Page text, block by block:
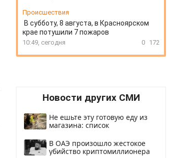
Происшествия
В субботу, 8 августа, в Красноярском
крае потушили 7 пожаров
10:49, сегодня 0 172
Новости других СМИ
Не ешьте эту готовую еду из
магазина: список
В ОАЭ произошло жестокое
убийство криптомиллионера